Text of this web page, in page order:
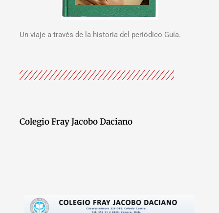
Un viaje a través de la historia del periódico Guía.
Colegio Fray Jacobo Daciano